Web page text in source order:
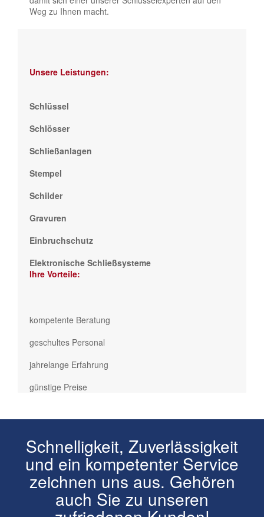
Weg zu Ihnen macht.
Unsere Leistungen:
Schlüssel
Schlösser
Schließanlagen
Stempel
Schilder
Gravuren
Einbruchschutz
Elektronische Schließsysteme
Ihre Vorteile:
kompetente Beratung
geschultes Personal
jahrelange Erfahrung
günstige Preise
Schnelligkeit, Zuverlässigkeit
und ein kompetenter Service
zeichnen uns aus. Gehören
auch Sie zu unseren